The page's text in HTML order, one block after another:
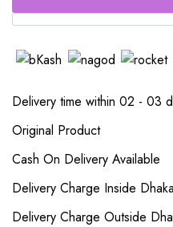
Delivery time within 02 - 03
Original Product
Cash On Delivery Available
Delivery Charge Inside
Delivery Charge Outside